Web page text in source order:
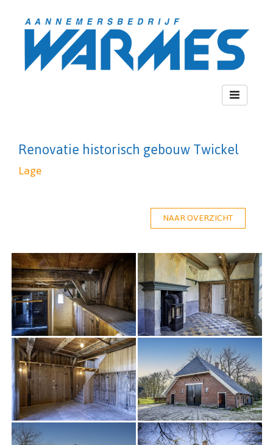
Toggle
navigation
Renovatie historisch gebouw Twickel
Lage
NAAR OVERZICHT